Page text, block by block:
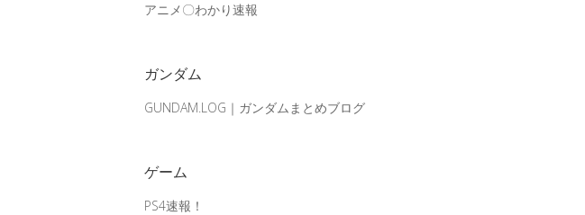
アニメ〇わかり速報
ガンダム
GUNDAM.LOG｜ガンダムまとめブログ
ゲーム
PS4速報！